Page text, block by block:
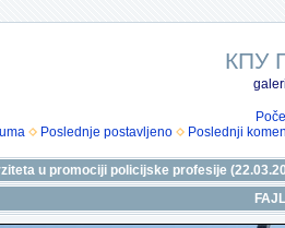
КПУ
Poslednje postavljeno Poslednji
u promociji policijske profesije